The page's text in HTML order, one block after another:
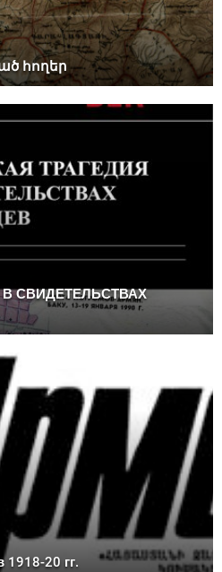
հողեր
СВИДЕТЕЛЬСТВАХ
20 гг.